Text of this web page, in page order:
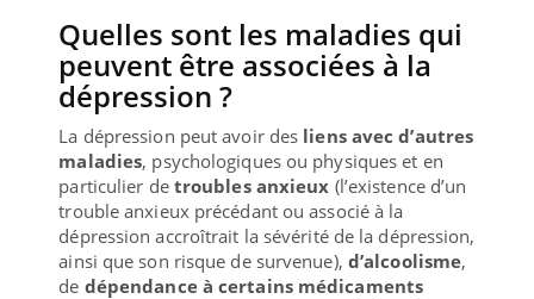
Quelles sont les maladies qui
peuvent être associées à la
dépression ?
La dépression peut avoir des liens avec d’autres
maladies, psychologiques ou physiques et en
particulier de troubles anxieux (l’existence d’un
trouble anxieux précédant ou associé à la
dépression accroîtrait la sévérité de la dépression,
ainsi que son risque de survenue), d’alcoolisme,
de dépendance à certains médicaments